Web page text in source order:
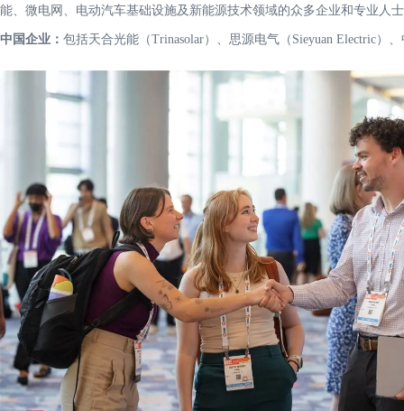
能、微电网、电动汽车基础设施及新能源技术领域的众多企业和专业人
中国企业： 包括天合光能（Trinasolar）、思源电气（Sieyuan Electric）